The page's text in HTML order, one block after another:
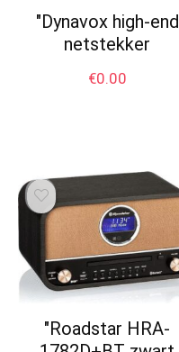
"Dynavox high-end
netstekker
€0.00
"Roadstar HRA-